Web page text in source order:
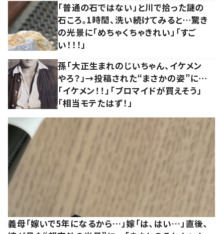
「普通の石ではない」と川で拾った謎の
石ころ。1時間、洗い続けてみると…驚き
の光景に「めちゃくちゃきれい」「すご
い！！！」
孫「大正生まれのじいちゃん、イケメン
やろ？」→投稿された“まさかの姿”に…
「イケメン！！」「ブロマイドが買えそう」
「相当モテたはず！」
義母「嫁いで5年になるから…」嫁「は、はい…」直後、